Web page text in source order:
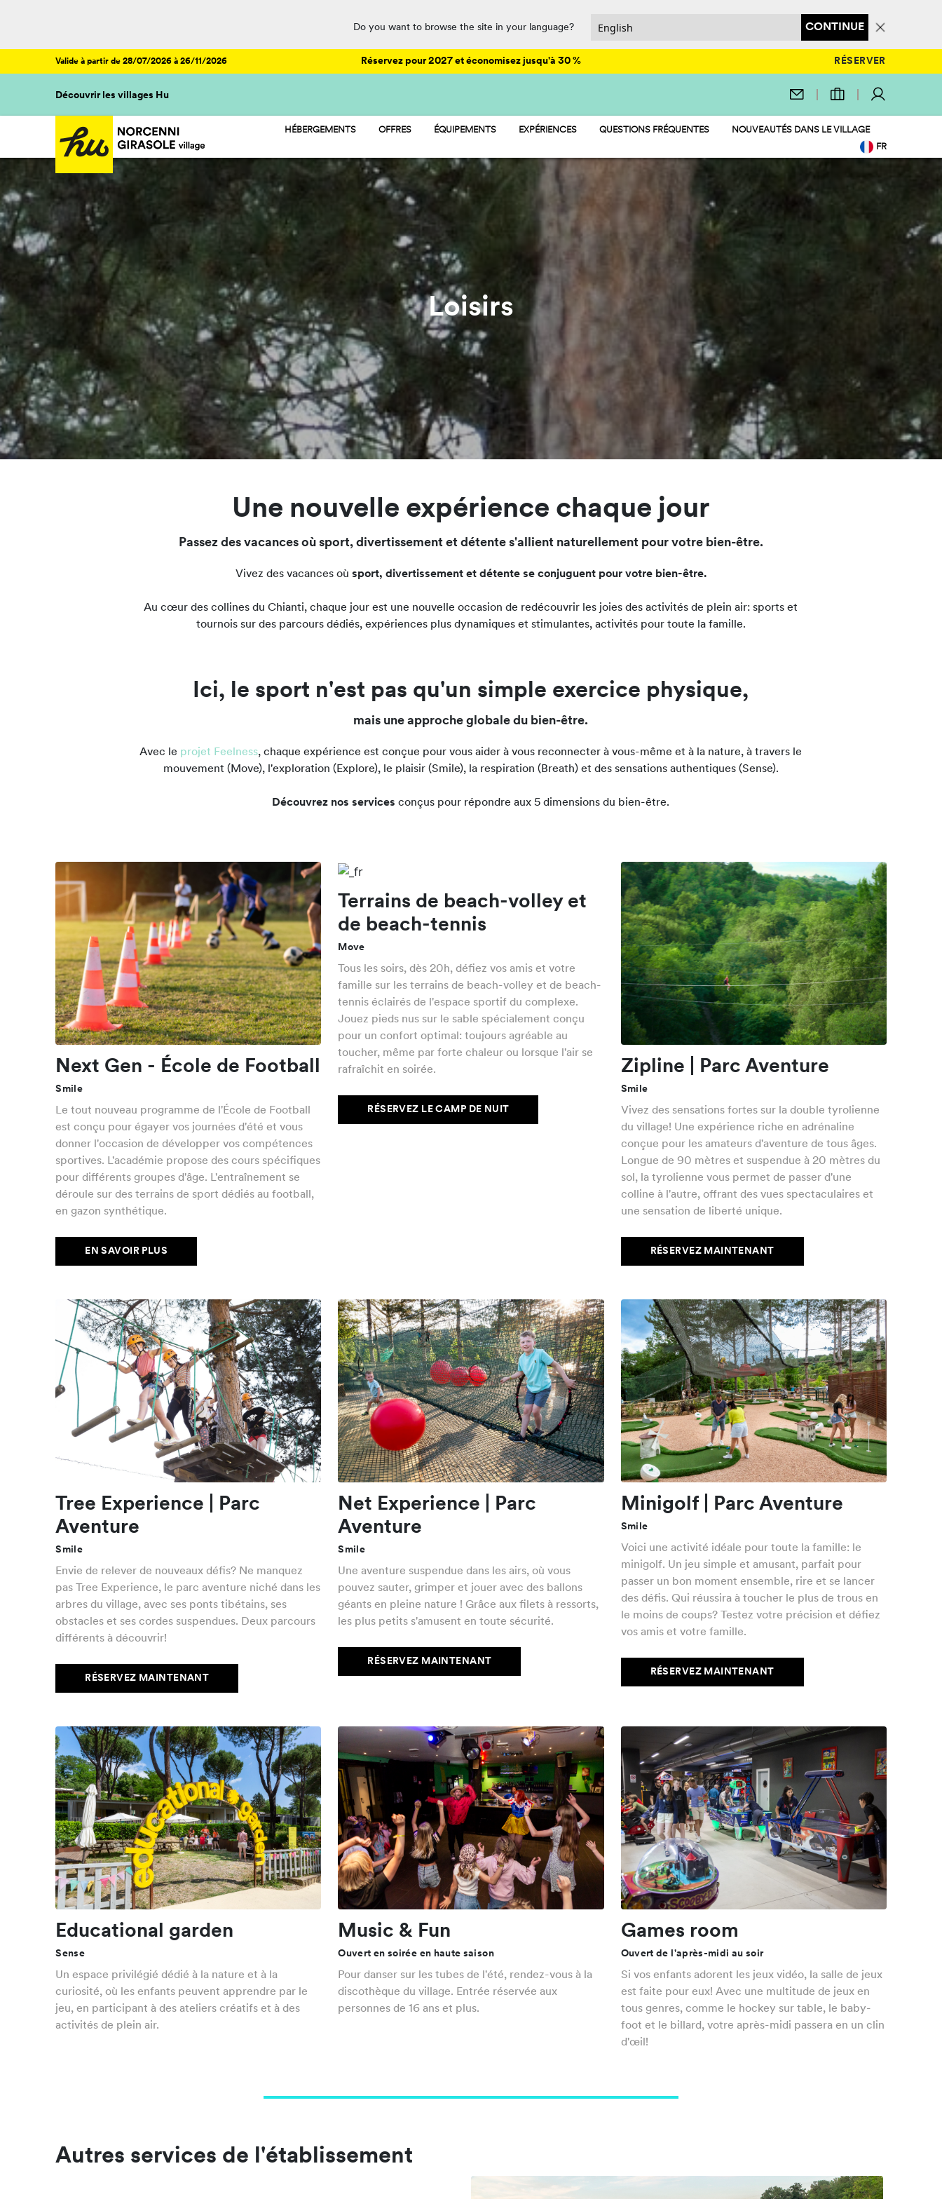
Do you want to browse the site in your language? CONTINUE
Valide à partir de 28/07/2026 à 26/11/2026 Réservez pour 2027 et économisez jusqu'à 30 % RÉSERVER
Découvrir les villages Hu
HÉBERGEMENTS
HU GLAMP - TENTES
HU ROOM - CHAMBRE
OFFRES ÉQUIPEMENTS
ANIMATION
PARQUES AQUATIQUES
RESTAURATION ET SUPÉRETTE
SPORT ET BIEN-ÊTRE
EXPÉRIENCES QUESTIONS FRÉQUENTES
NOUVEAUTÉS DANS LE VILLAGE
FR
DE
Loisirs
Une nouvelle expérience chaque jour
Passez des vacances où sport, divertissement et détente s'allient naturellement pour votre bien-être.
Vivez des vacances où sport, divertissement et détente se conjuguent pour votre bien-être.
Au cœur des collines du Chianti, chaque jour est une nouvelle occasion de redécouvrir les joies des activités de plein air: sports et
tournois sur des parcours dédiés, expériences plus dynamiques et stimulantes, activités pour toute la famille.
Ici, le sport n'est pas qu'un simple exercice physique,
mais une approche globale du bien-être.
Avec le projet Feelness, chaque expérience est conçue pour vous aider à vous reconnecter à vous-même et à la nature, à travers le
mouvement (Move), l'exploration (Explore), le plaisir (Smile), la respiration (Breath) et des sensations authentiques (Sense).
Découvrez nos services conçus pour répondre aux 5 dimensions du bien-être.
Next Gen - École de Football
Smile
Le tout nouveau programme de l'École de Football
est conçu pour égayer vos journées d'été et vous
donner l'occasion de développer vos compétences
sportives. L'académie propose des cours spécifiques
pour différents groupes d'âge. L'entraînement se
déroule sur des terrains de sport dédiés au football,
en gazon synthétique.
EN SAVOIR PLUS
Terrains de beach-volley et
de beach-tennis
Move
Tous les soirs, dès 20h, défiez vos amis et votre
famille sur les terrains de beach-volley et de beach-
tennis éclairés de l'espace sportif du complexe.
Jouez pieds nus sur le sable spécialement conçu
pour un confort optimal: toujours agréable au
toucher, même par forte chaleur ou lorsque l'air se
rafraîchit en soirée.
RÉSERVEZ LE CAMP DE NUIT
Zipline | Parc Aventure
Smile
Vivez des sensations fortes sur la double tyrolienne
du village! Une expérience riche en adrénaline
conçue pour les amateurs d'aventure de tous âges.
Longue de 90 mètres et suspendue à 20 mètres du
sol, la tyrolienne vous permet de passer d'une
colline à l'autre, offrant des vues spectaculaires et
une sensation de liberté unique.
RÉSERVEZ MAINTENANT
Tree Experience | Parc
Aventure
Smile
Envie de relever de nouveaux défis? Ne manquez
pas Tree Experience, le parc aventure niché dans les
arbres du village, avec ses ponts tibétains, ses
obstacles et ses cordes suspendues. Deux parcours
différents à découvrir!
RÉSERVEZ MAINTENANT
Net Experience | Parc
Aventure
Smile
Une aventure suspendue dans les airs, où vous
pouvez sauter, grimper et jouer avec des ballons
géants en pleine nature ! Grâce aux filets à ressorts,
les plus petits s'amusent en toute sécurité.
RÉSERVEZ MAINTENANT
Minigolf | Parc Aventure
Smile
Voici une activité idéale pour toute la famille: le
minigolf. Un jeu simple et amusant, parfait pour
passer un bon moment ensemble, rire et se lancer
des défis. Qui réussira à toucher le plus de trous en
le moins de coups? Testez votre précision et défiez
vos amis et votre famille.
RÉSERVEZ MAINTENANT
Educational garden
Sense
Un espace privilégié dédié à la nature et à la
curiosité, où les enfants peuvent apprendre par le
jeu, en participant à des ateliers créatifs et à des
activités de plein air.
Music & Fun
Ouvert en soirée en haute saison
Pour danser sur les tubes de l'été, rendez-vous à la
discothèque du village. Entrée réservée aux
personnes de 16 ans et plus.
Games room
Ouvert de l'après-midi au soir
Si vos enfants adorent les jeux vidéo, la salle de jeux
est faite pour eux! Avec une multitude de jeux en
tous genres, comme le hockey sur table, le baby-
foot et le billard, votre après-midi passera en un clin
d'œil!
Autres services de l'établissement